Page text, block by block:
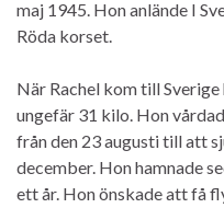
maj 1945. Hon anlände I
Röda korset.
När Rachel kom till
ungefär 31 kilo. Hon
från den 23 augusti till att
december. Hon hamnade
ett år. Hon önskade att få